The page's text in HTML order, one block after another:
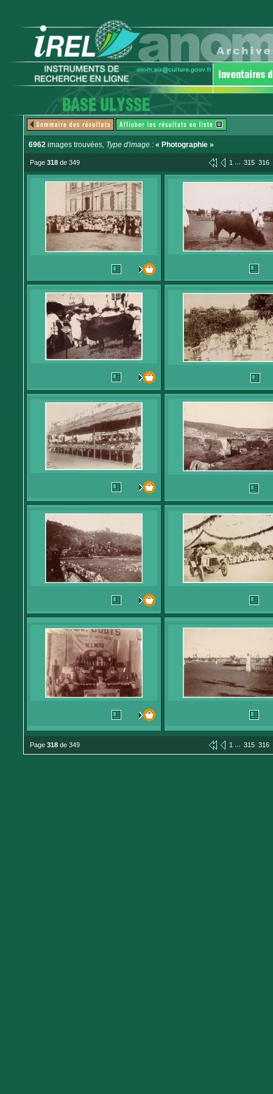
6962 images trouvées, Type d'image : « Photographie »
Page 318 de 349 1 ... 315 316
Page 318 de 349 1 ... 315 316